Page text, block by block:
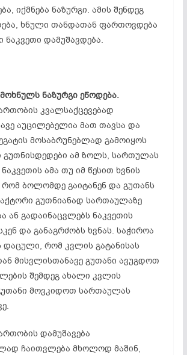
იქმნება ნაზურგი. ამის შენდეგ
ხნული თანდათან ფართოვდება
დამუშავდება.
ნაზურგი ეწოდება.
კვალსაქცევებად
აუცილებელია მათ თავსა და
მოსაბრუნებლად გამოიყოს
ამ ზოლს, სართულას
ამა თუ იმ წესით ხვნის
ბოლომდე გაიტანენ და გუთანს
გუთნიანად სართაულაზე
ან გადაინაცვლებს ნაკვეთის
და განაგრძობს ხვნას. საჭიროა
დაცული, რომ კვლის გატანისას
მისვლისთანავე გუთანი ავუგდოთ
შემდეგ ახალი კვლის
მოვკიდოთ სართაულას
დამუშავება
ჩაითვლება მხოლოდ მაშინ,